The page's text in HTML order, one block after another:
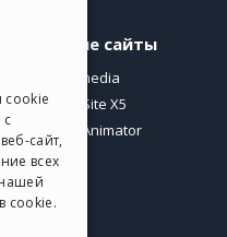
Другие сайты
Incomedia
WebSite X5
WebAnimator
SPANISH
cookie
с
сайт,
всех
cookie.